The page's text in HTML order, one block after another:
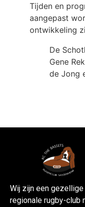
Tijden en
aangepast
ontwikkeling
De
Gene
de Jong
Wij zijn een gezellige
regionale rugby-club